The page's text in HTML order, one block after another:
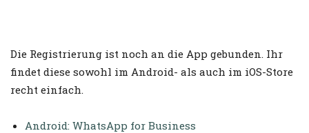
Die Registrierung ist noch an die App gebunden. Ihr
findet diese sowohl im Android- als auch im iOS-Store
recht einfach.
Android: WhatsApp for Business